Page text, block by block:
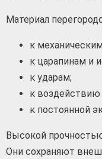
Материал
к
к царапинам и
к ударам;
к
к постоянной
Высокой
Они сохраняют